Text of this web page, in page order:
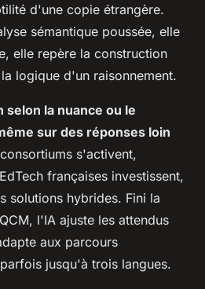
d'une copie étrangère.
sémantique poussée, elle
elle repère la construction
logique d'un raisonnement.
selon la nuance ou le
sur des réponses loin
s'activent,
françaises investissent,
solutions hybrides. Fini la
l'IA ajuste les attendus
aux parcours
jusqu'à trois langues.